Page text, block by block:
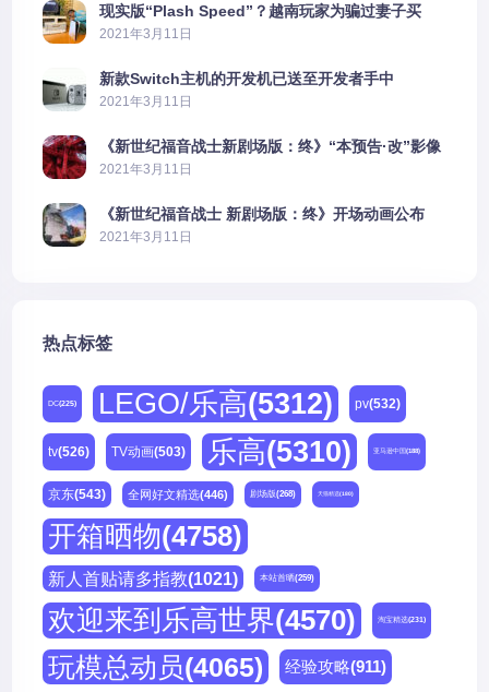
现实版“Plash Speed”？越南玩家为骗过妻子买
PS5上演好戏
2021年3月11日
新款Switch主机的开发机已送至开发者手中
2021年3月11日
《新世纪福音战士新剧场版：终》“本预告·改”影像
公开
2021年3月11日
《新世纪福音战士 新剧场版：终》开场动画公布
2021年3月11日
热点标签
DC(225) LEGO/乐高(5312) pv(532)
tv(526) TV动画(503) 乐高(5310) 亚马逊中国(188)
京东(543) 全网好文精选(446) 剧场版(268) 天猫精选(180)
开箱晒物(4758)
新人首贴请多指教(1021) 本站首晒(259)
欢迎来到乐高世界(4570) 淘宝精选(231)
玩模总动员(4065) 经验攻略(911)